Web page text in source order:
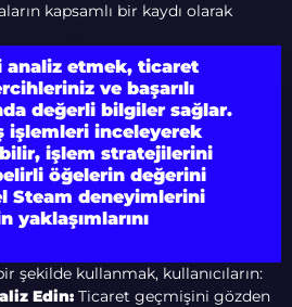
kapsamlı bir kaydı olarak
analiz etmek, ticaret
ve başarılı
değerli bilgiler sağlar.
işlemleri inceleyerek
işlem stratejilerini
öğelerin değerini
Steam deneyimlerini
şekilde kullanmak, kullanıcıların:
Edin: Ticaret geçmişini gözden